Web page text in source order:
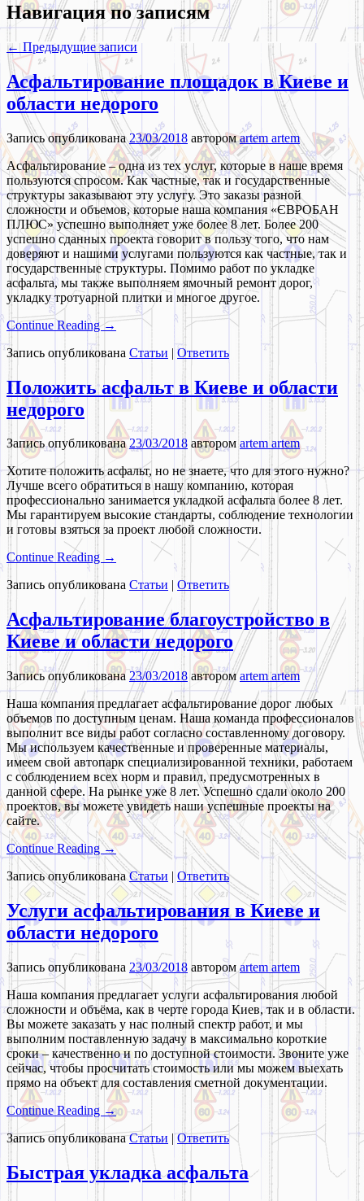
Навигация по записям
←Предыдущие записи
Асфальтирование площадок в Киеве и
области недорого
Запись опубликована23/03/2018 авторомartem artem
Асфальтирование – одна из тех услуг, которые в наше время
пользуются спросом. Как частные, так и государственные
структуры заказывают эту услугу. Это заказы разной
сложности и объемов, которые наша компания «ЄВРОБАН
ПЛЮС» успешно выполняет уже более 8 лет. Более 200
успешно сданных проекта говорит в пользу того, что нам
доверяют и нашими услугами пользуются как частные, так и
государственные структуры. Помимо работ по укладке
асфальта, мы также выполняем ямочный ремонт дорог,
укладку тротуарной плитки и многое другое.
Continue Reading →
Запись опубликована Статьи | Ответить
Положить асфальт в Киеве и области
недорого
Запись опубликована23/03/2018 автором artem artem
Хотите положить асфальт, но не знаете, что для этого нужно?
Лучше всего обратиться в нашу компанию, которая
профессионально занимается укладкой асфальта более 8 лет.
Мы гарантируем высокие стандарты, соблюдение технологии
и готовы взяться за проект любой сложности.
Continue Reading →
Запись опубликована Статьи | Ответить
Асфальтирование благоустройство в
Киеве и области недорого
Запись опубликована 23/03/2018 авторомartem artem
Наша компания предлагает асфальтирование дорог любых
объемов по доступным ценам. Наша команда профессионалов
выполнит все виды работ согласно составленному договору.
Мы используем качественные и проверенные материалы,
имеем свой автопарк специализированной техники, работаем
с соблюдением всех норм и правил, предусмотренных в
данной сфере. На рынке уже 8 лет. Успешно сдали около 200
проектов, вы можете увидеть наши успешные проекты на
сайте.
Continue Reading →
Запись опубликованаСтатьи | Ответить
Услуги асфальтирования в Киеве и
области недорого
Запись опубликована 23/03/2018 авторомartem artem
Наша компания предлагает услуги асфальтирования любой
сложности и объёма, как в черте города Киев, так и в области.
Вы можете заказать у нас полный спектр работ, и мы
выполним поставленную задачу в максимально короткие
сроки – качественно и по доступной стоимости. Звоните уже
сейчас, чтобы просчитать стоимость или мы можем выехать
прямо на объект для составления сметной документации.
Continue Reading →
Запись опубликованаСтатьи |Ответить
Быстрая укладка асфальта